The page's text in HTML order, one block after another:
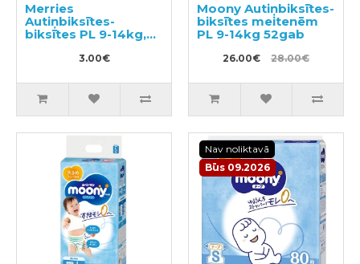
Merries
Autiņbiksītes-
biksītes PL 9-14kg,
3.00€
Moony Autiņbiksītes-
biksītes meitenēm
PL 9-14kg 52gab
26.00€ 28.00€
Nav noliktavā
Būs 09.2026